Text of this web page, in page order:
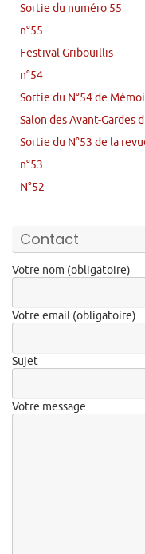
Sortie du numéro 55
n°55
Festival Gribouillis
n°54
Sortie du N°54 de
Salon des Avant-Gardes
Sortie du N°53 de la
n°53
N°52
Contact
Votre nom (obligatoire)
Votre email (obligatoire)
Sujet
Votre message